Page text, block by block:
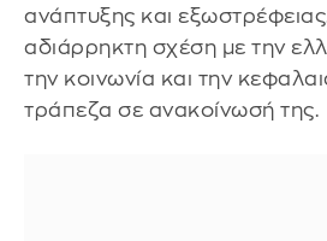
ανάπτυξης και εξωστρέφειας.
αδιάρρηκτη σχέση με την
την κοινωνία και την
τράπεζα σε ανακοίνωσή της.